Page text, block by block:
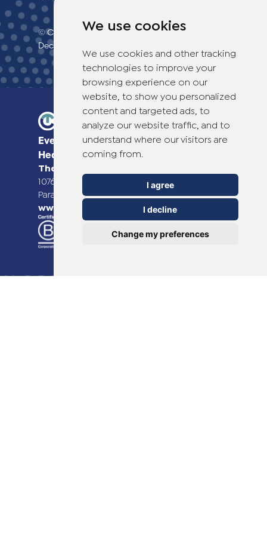
We use cookies
We use cookies and other tracking
technologies to improve your
browsing experience on our
website, to show you personalized
content and targeted ads, to
analyze our website traffic, and to
understand where our visitors are
coming from.
I agree
I decline
Change my preferences
© Copyright 2026 TheOTCLab B.V.>
Declaração de confidencialidade
Everyday Smart
Healthcare Solutions
TheOTCLab B.V.
1076 EE Amsterdam, The Netherlands
Para mais informações, visite
www.theotclab.com